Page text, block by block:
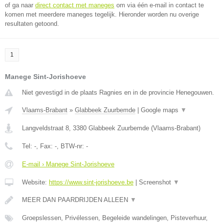
of ga naar direct contact met maneges om via één e-mail in contact te
komen met meerdere maneges tegelijk. Hieronder worden nu overige
resultaten getoond.
1
Manege Sint-Jorishoeve
Niet gevestigd in de plaats Ragnies en in de provincie Henegouwen.
Vlaams-Brabant » Glabbeek Zuurbemde Google maps ▼
Langveldstraat 8, 3380 Glabbeek Zuurbemde (Vlaams-Brabant)
Tel: -, Fax: -, BTW-nr: -
E-mail › Manege Sint-Jorishoeve
Website: https://www.sint-jorishoeve.be Screenshot ▼
MEER DAN PAARDRIJDEN ALLEEN ▼
Groepslessen, Privélessen, Begeleide wandelingen, Pisteverhuur,